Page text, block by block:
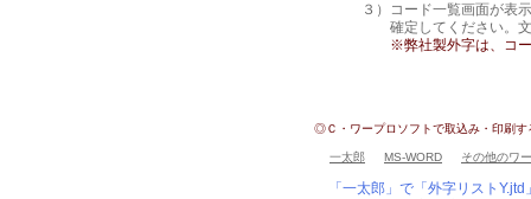
３）コード一覧画面が表
確定してください。文
※弊社製外字は、コー
◎Ｃ・ワープロソフトで取込み・印刷す
一太郎 MS-WORD その他のワ
「一太郎」で「外字リスト